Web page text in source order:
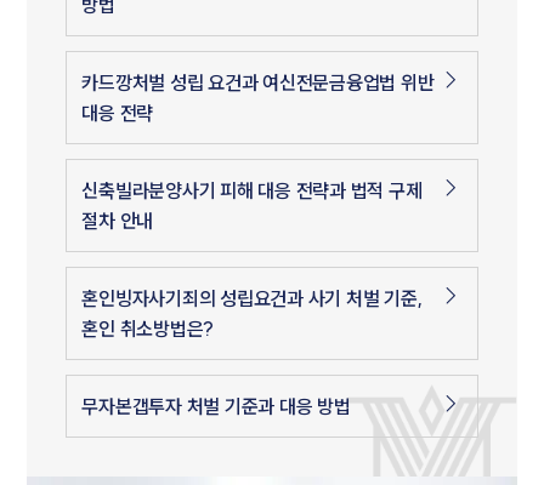
카드깡처벌 성립 요건과 여신전문금융업법 위반
대응 전략
신축빌라분양사기 피해 대응 전략과 법적 구제
절차 안내
혼인빙자사기죄의 성립요건과 사기 처벌 기준,
혼인 취소방법은?
무자본갭투자 처벌 기준과 대응 방법